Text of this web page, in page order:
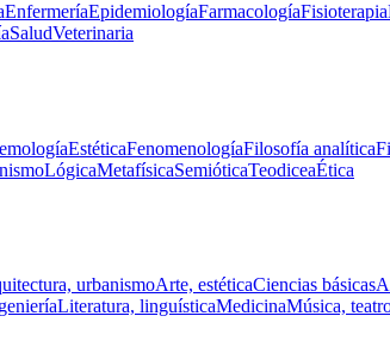
EnfermeríaEpidemiologíaFarmacologíaFisioterapia
SaludVeterinaria
EstéticaFenomenologíaFilosofía analítica
LógicaMetafísicaSemióticaTeodiceaÉtica
urbanismoArte, estéticaCiencias básicas
Literatura, linguísticaMedicinaMúsica,